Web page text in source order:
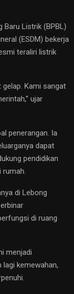
Baru Listrik (BPBL)
(ESDM) bekerja
teraliri listrik
gelap. Kami sangat
ujar
penerangan. Ia
dapat
pendidikan
rumah.
di Lebong
di ruang
menjadi
lagi kemewahan,